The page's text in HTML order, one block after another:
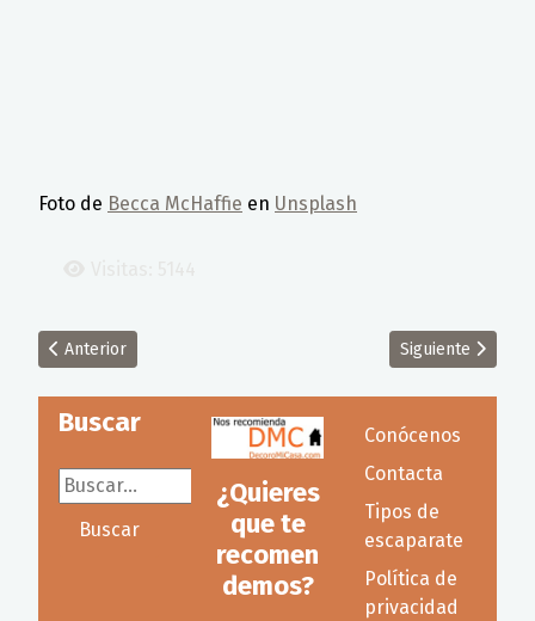
Foto de Becca McHaffie en Unsplash
Artículo anterior: Madera maciza, contrachapada, melamina,
Anterior Artículo
Siguiente
Buscar
Buscar...
Buscar
¿Quieres
que te
recomen
demos?
Conócenos
Contacta
Tipos de
escaparate
Política de
privacidad